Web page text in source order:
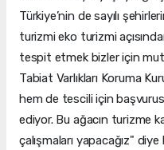
Türkiye’nin de sayılı
turizmi eko turizmi
tespit etmek bizler için
Tabiat Varlıkları Koruma
hem de tescili için
ediyor. Bu ağacın turizme
çalışmaları yapacağız"